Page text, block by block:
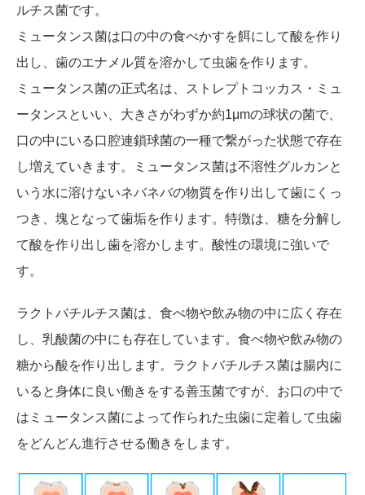
ルチス菌です。
ミュータンス菌は口の中の食べかすを餌にして酸を作り
出し、歯のエナメル質を溶かして虫歯を作ります。
ミュータンス菌の正式名は、ストレプトコッカス・ミュ
ータンスといい、大きさがわずか約1μmの球状の菌で、
口の中にいる口腔連鎖球菌の一種で繋がった状態で存在
し増えていきます。ミュータンス菌は不溶性グルカンと
いう水に溶けないネバネバの物質を作り出して歯にくっ
つき、塊となって歯垢を作ります。特徴は、糖を分解し
て酸を作り出し歯を溶かします。酸性の環境に強いで
す。
ラクトバチルチス菌は、食べ物や飲み物の中に広く存在
し、乳酸菌の中にも存在しています。食べ物や飲み物の
糖から酸を作り出します。ラクトバチルチス菌は腸内に
いると身体に良い働きをする善玉菌ですが、お口の中で
はミュータンス菌によって作られた虫歯に定着して虫歯
をどんどん進行させる働きをします。